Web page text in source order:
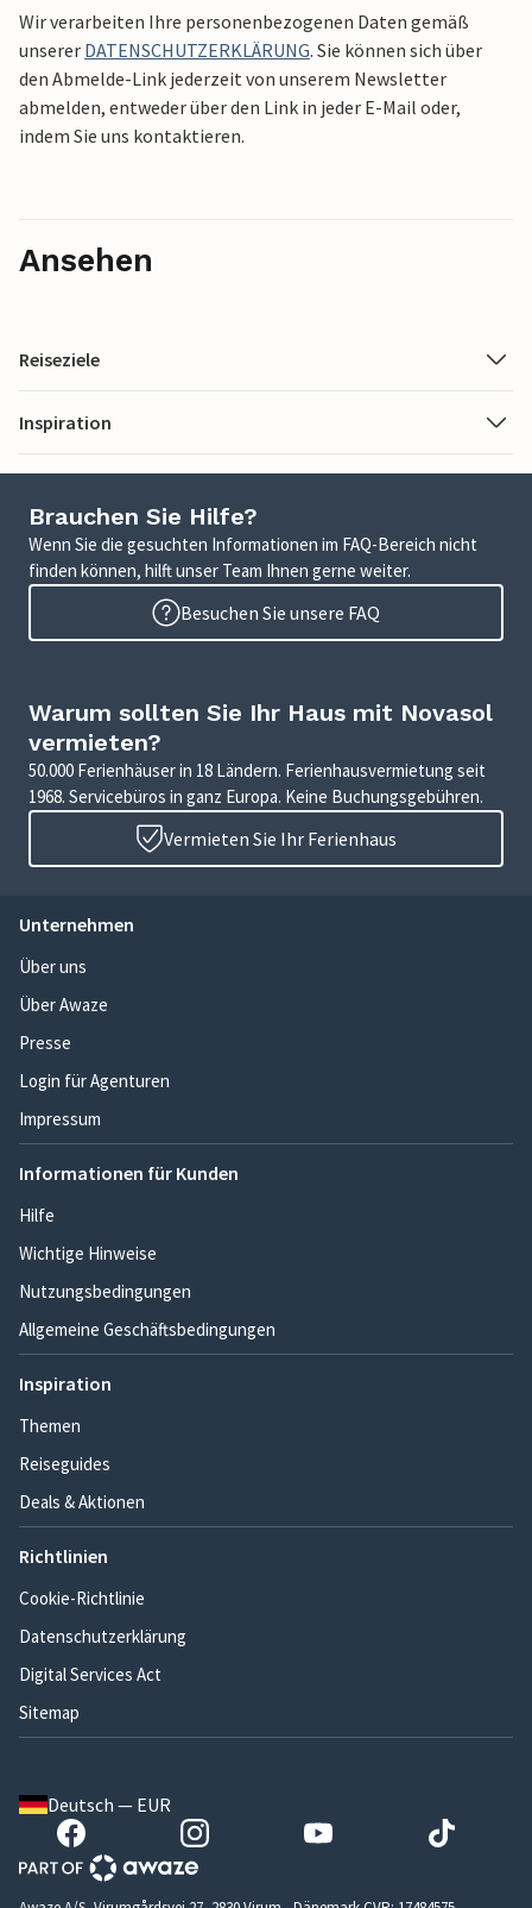
Wir verarbeiten Ihre personenbezogenen Daten gemäß
unserer DATENSCHUTZERKLÄRUNG. Sie können sich über
den Abmelde-Link jederzeit von unserem Newsletter
abmelden, entweder über den Link in jeder E-Mail oder,
indem Sie uns kontaktieren.
Ansehen
Reiseziele
Inspiration
Brauchen Sie Hilfe?
Wenn Sie die gesuchten Informationen im FAQ-Bereich nicht
finden können, hilft unser Team Ihnen gerne weiter.
Besuchen Sie unsere FAQ
Warum sollten Sie Ihr Haus mit Novasol
vermieten?
50.000 Ferienhäuser in 18 Ländern. Ferienhausvermietung seit
1968. Servicebüros in ganz Europa. Keine Buchungsgebühren.
Vermieten Sie Ihr Ferienhaus
Unternehmen
Über uns
Über Awaze
Presse
Login für Agenturen
Impressum
Informationen für Kunden
Hilfe
Wichtige Hinweise
Nutzungsbedingungen
Allgemeine Geschäftsbedingungen
Inspiration
Themen
Reiseguides
Deals & Aktionen
Richtlinien
Cookie-Richtlinie
Datenschutzerklärung
Digital Services Act
Sitemap
Deutsch — EUR